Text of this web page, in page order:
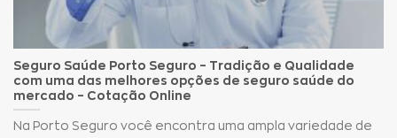
Seguro Saúde Porto Seguro – Tradição e Qualidade
com uma das melhores opções de seguro saúde do
mercado – Cotação Online
Na Porto Seguro você encontra uma ampla variedade de